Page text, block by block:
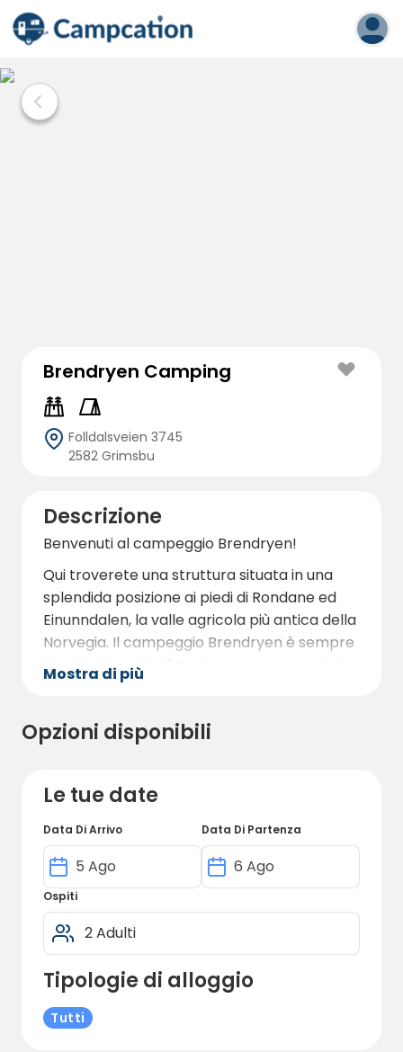
Brendryen Camping
Folldalsveien 3745
2582 Grimsbu
Descrizione
Benvenuti al campeggio Brendryen!
Qui troverete una struttura situata in una
splendida posizione ai piedi di Rondane ed
Einunndalen, la valle agricola più antica della
Norvegia. Il campeggio Brendryen è sempre
un ottimo punto di partenza per escursioni
sia estive che invernali. Qui troverete un
ottime opportunità di caccia e pesca per
Le nostre piazzole sono adatte a roulotte,
camper e tende. Come ospiti, avrete
accesso all'elettricità e a un grazioso servizio
igienico recentemente ristrutturato.
Mostra di più
Opzioni disponibili
Le tue date
Data Di Arrivo Data Di Partenza
Ospiti
Tipologie di alloggio
Tutti